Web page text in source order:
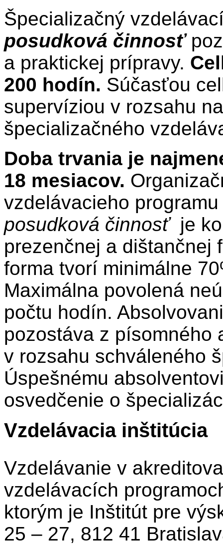
Špecializačný
posudková činnosť
a praktickej prípravy.
200 hodín. Súčasťou
supervíziou v rozsahu
špecializačného
Doba trvania je
18 mesiacov.
vzdelávacieho
posudková činnosťje
prezenčnej a dištančnej
forma tvorí minimálne
Maximálna povolená
počtu hodín.
pozostáva z písomného
v rozsahu schváleného
Úspešnému
osvedčenie o
Vzdelávacia inštitúcia
Vzdelávanie v
vzdelávacích
ktorým je Inštitút pre
25 – 27, 812 41